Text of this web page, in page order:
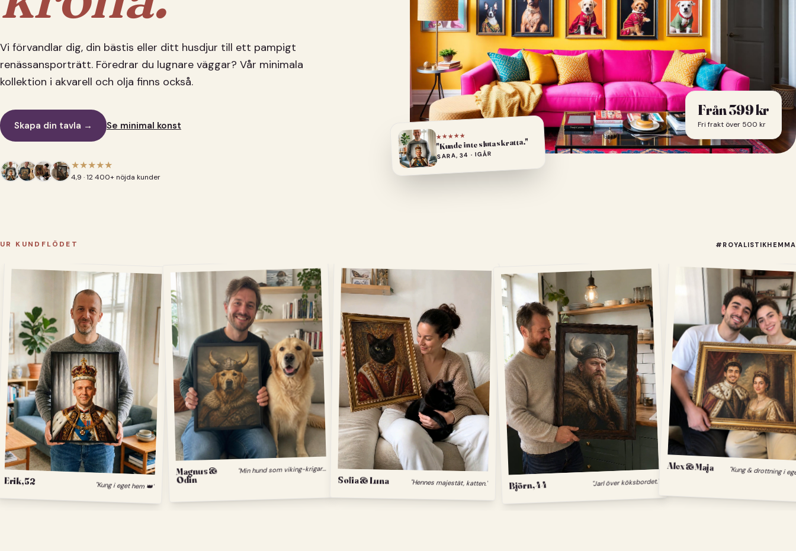
Vi förvandlar dig, din bästis eller ditt husdjur till ett pampigt
renässansporträtt. Föredrar du lugnare väggar? Vår minimala
kollektion i akvarell och olja finns också.
Skapa din tavla → Se minimal konst
★★★★★
4,9 · 12 400+ nöjda kunder
Från399kr
Fri frakt över 500 kr
★★★★★
"Kunde inte sluta skratta."
SARA, 34 · IGÅR
UR KUNDFLÖDET #ROYALISTIKHEMMA
Erik, 52 "Kung i eget hem 👑"
Magnus &
Odin
"
Min hund som viking-krigare."
Sofia & Luna "Hennes majestät, katten." Björn, 44 "Jarl över köksbordet."
Alex & Maja "Kung & drottning i